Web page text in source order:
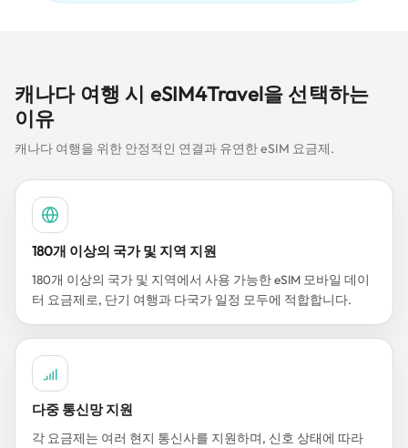
캐나다 여행 시 eSIM4Travel을 선택하는
이유
캐나다 여행을 위한 안정적인 연결과 유연한 eSIM 요금제.
180개 이상의 국가 및 지역 지원
180개 이상의 국가 및 지역에서 사용 가능한 eSIM 모바일 데이
터 요금제로, 단기 여행과 다국가 일정 모두에 적합합니다.
다중 통신망 지원
각 요금제는 여러 현지 통신사를 지원하며, 신호 상태에 따라